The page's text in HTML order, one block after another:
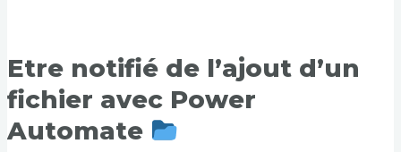
Etre notifié de l’ajout d’un
fichier avec Power
Automate